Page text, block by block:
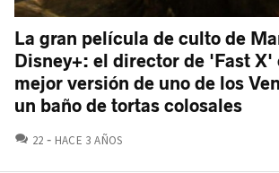
La gran película de culto de
Disney+: el director de 'Fast X'
mejor versión de uno de los
un baño de tortas colosales
22 COMENTARIOS
HACE 3 AÑOS